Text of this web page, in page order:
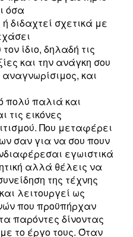
όσα
διδαχτεί σχετικά με
ίδιο, δηλαδή τις
και την ανάγκη σου
και
πολύ παλιά και
τις εικόνες
Που μεταφέρει
σαν για να σου πουν
εγωιστικά
αλλά θέλεις να
της τέχνης
λειτουργεί ως
που προϋπήρχαν
παρόντες δίνοντας
το έργο τους. Όταν